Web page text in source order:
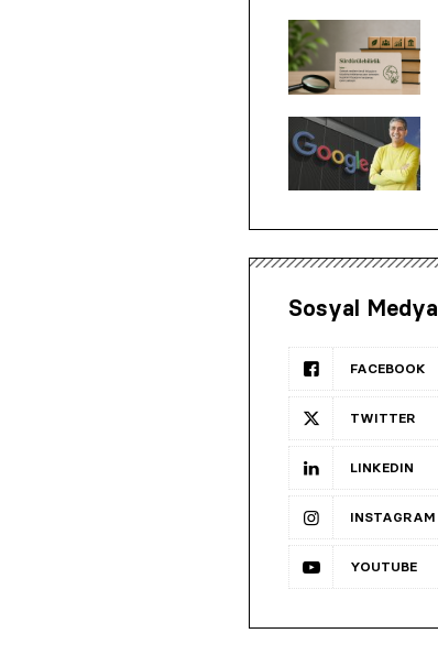
Sosyal Medya
FACEBOOK
TWITTER
LINKEDIN
INSTAGRAM
YOUTUBE